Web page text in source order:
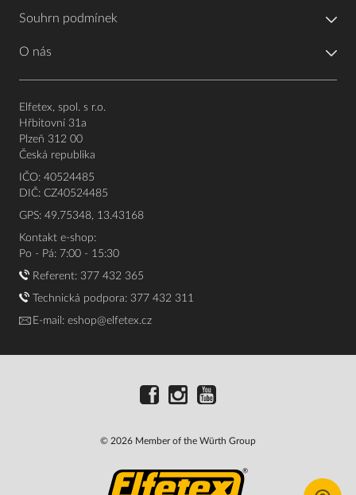
Souhrn podmínek
O nás
Elfetex, spol. s r.o.
Hřbitovní 31a
Plzeň 312 00
Česká republika
IČO: 40524485
DIČ: CZ40524485
GPS: 49.75348, 13.43168
Kontakt e-shop:
Po - Pá: 7:00 - 15:30
Referent: 377 432 365
Technická podpora: 377 432 311
E-mail: eshop@elfetex.cz
© 2026 Member of the Würth Group